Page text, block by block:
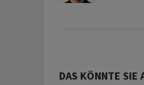
DAS KÖNNTE SIE